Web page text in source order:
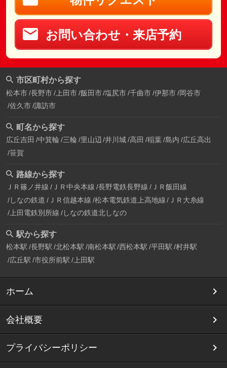
お問い合わせ・来店予約
市区町村から探す
松本市 長野市 上田市 飯田市 塩尻市 千曲市 伊那市 岡谷市
佐久市 諏訪市
町名から探す
広丘吉田 中箕輪 三輪 里山辺 井川城 高田 稲葉 島内 広丘高出
笹賀
路線から探す
ＪＲ篠ノ井線 ＪＲ中央本線 長野電鉄長野線 ＪＲ飯田線
しなの鉄道 ＪＲ信越本線 松本電気鉄道上高地線
ＪＲ大糸線
上田電鉄別所線 しなの鉄道北しなの
駅から探す
松本駅 長野駅 北松本駅 南松本駅 西松本駅 平田駅 村井駅
広丘駅 市役所前駅 上田駅
ホーム
会社概要
プライバシーポリシー